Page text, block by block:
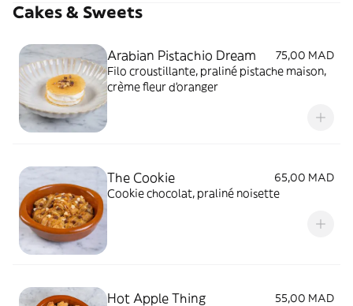
Cakes & Sweets
Arabian Pistachio Dream
75,00 MAD
Filo croustillante, praliné pistache maison,
crème fleur d'oranger
The Cookie
65,00 MAD
Cookie chocolat, praliné noisette
Hot Apple Thing
55,00 MAD